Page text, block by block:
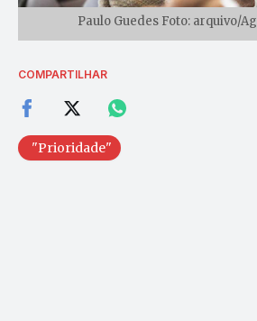
Paulo Guedes Foto: arquivo/
COMPARTILHAR
"Prioridade"